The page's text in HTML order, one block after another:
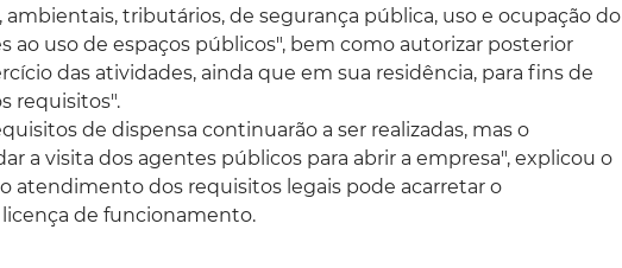
tributários, de segurança pública, uso e ocupação do
ao uso de espaços públicos", bem como autorizar posterior
das atividades, ainda que em sua residência, para fins de
requisitos".
de dispensa continuarão a ser realizadas, mas o
a visita dos agentes públicos para abrir a empresa", explicou o
atendimento dos requisitos legais pode acarretar o
de funcionamento.